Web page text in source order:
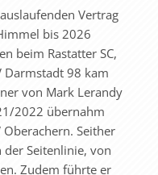
Vertrag
bis 2026
beim Rastatter SC,
Darmstadt 98 kam
von Mark Lerandy
2022 übernahm
Seither
Seitenlinie, von
Zudem führte er